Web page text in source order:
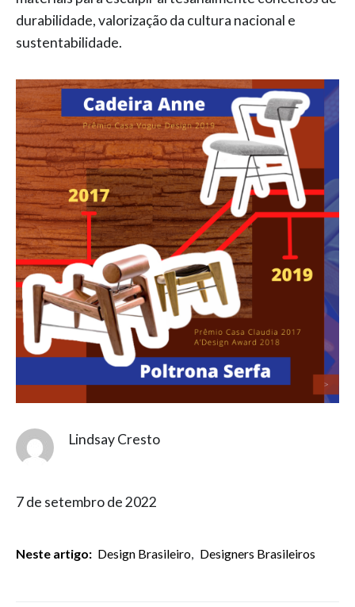
durabilidade, valorização da cultura nacional e
sustentabilidade.
Lindsay Cresto
7 de setembro de 2022
Neste artigo: Design Brasileiro, Designers Brasileiros